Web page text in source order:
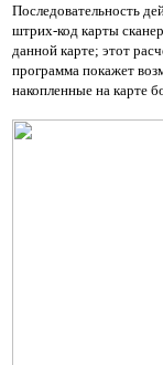
Последовательность
штрих-код карты
данной карте; этот
программа покажет
накопленные на карте